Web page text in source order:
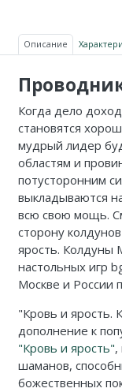
Описание
Когда дело
становятся
мудрый лидер
областям и
потусторонним
выкладываются
всю свою мощь.
сторону
ярость. Колдуны
настольных игр
Москве и России
"Кровь и ярость.
дополнение к
"Кровь и ярость",
шаманов,
божественных